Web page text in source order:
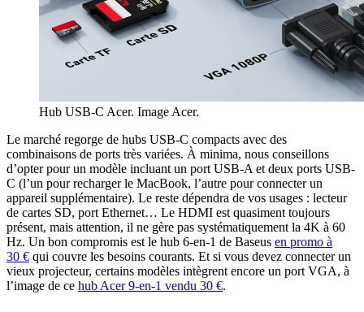
Hub USB-C Acer. Image Acer.
Le marché regorge de hubs USB-C compacts avec des
combinaisons de ports très variées. À minima, nous conseillons
d’opter pour un modèle incluant un port USB-A et deux ports USB-
C (l’un pour recharger le MacBook, l’autre pour connecter un
appareil supplémentaire). Le reste dépendra de vos usages : lecteur
de cartes SD, port Ethernet… Le HDMI est quasiment toujours
présent, mais attention, il ne gère pas systématiquement la 4K à 60
Hz. Un bon compromis est le hub 6-en-1 de Baseus en promo à
30 € qui couvre les besoins courants. Et si vous devez connecter un
vieux projecteur, certains modèles intègrent encore un port VGA, à
l’image de ce hub Acer 9-en-1 vendu 30 €.